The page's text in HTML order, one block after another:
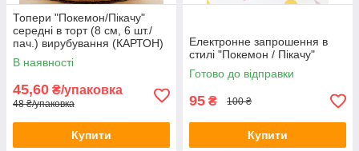
Топери "Покемон/Пікачу"
середні в торт (8 см, 6 шт./
пач.) вирубування (КАРТОН)
В наявності
45,60 ₴/упаковка
48 ₴/упаковка
Купити
Електронне запрошення в
стилі "Покемон / Пікачу"
Готово до відправки
95 ₴ 100 ₴
Купити